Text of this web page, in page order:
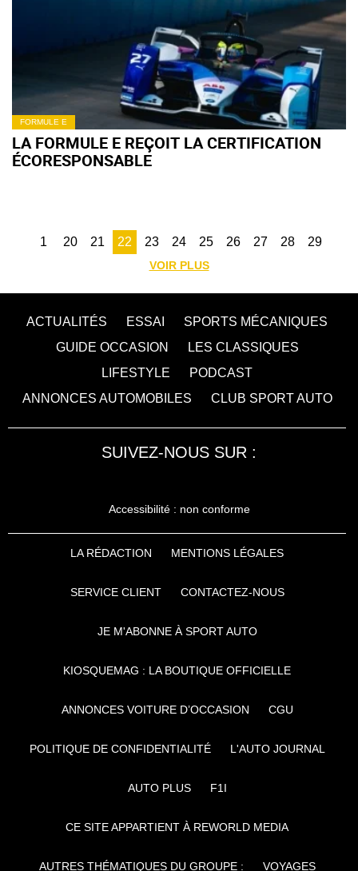
FORMULE E
LA FORMULE E REÇOIT LA CERTIFICATION
ÉCORESPONSABLE
1 20 21 22 23 24 25 26 27 28 29
VOIR PLUS
ACTUALITÉS ESSAI
SPORTS MÉCANIQUES
GUIDE OCCASION
LES CLASSIQUES
LIFESTYLE
PODCAST
ANNONCES AUTOMOBILES
CLUB SPORT AUTO
SUIVEZ-NOUS SUR :
Accessibilité : non conforme
LA RÉDACTION MENTIONS LÉGALES
SERVICE CLIENT CONTACTEZ-NOUS
JE M'ABONNE À SPORT AUTO
KIOSQUEMAG : LA BOUTIQUE OFFICIELLE
ANNONCES VOITURE D’OCCASION CGU
POLITIQUE DE CONFIDENTIALITÉ L'AUTO JOURNAL
AUTO PLUS F1I
CE SITE APPARTIENT À REWORLD MEDIA
AUTRES THÉMATIQUES DU GROUPE : VOYAGES